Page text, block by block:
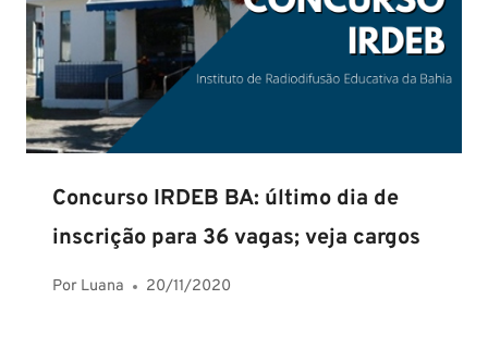
Concurso IRDEB BA: último dia de
inscrição para 36 vagas; veja cargos
Por Luana 20/11/2020